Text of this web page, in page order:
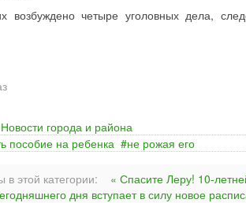
возбуждено четыре уголовных дела,
Новости города и района
пособие на ребенка не рожая его
этой категории:
« Спасите Леру! 10-
дня вступает в силу новое